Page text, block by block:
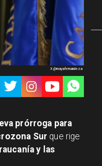
X @mayafernandeza
prórroga para
Sur que rige
y las